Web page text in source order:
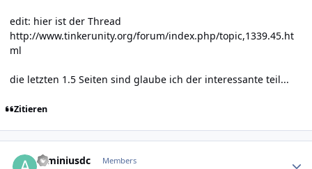
edit: hier ist der Thread
http://www.tinkerunity.org/forum/index.php/topic,1339.45.ht
ml
die letzten 1.5 Seiten sind glaube ich der interessante teil...
Zitieren
arminiusdc Members